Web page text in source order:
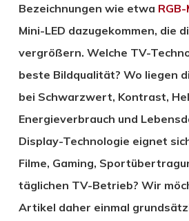
Bezeichnungen wie etwa
Mini-LED dazugekommen, die
vergrößern. Welche TV-
beste Bildqualität? Wo liegen
bei Schwarzwert, Kontrast,
Energieverbrauch und
Display-Technologie eignet
Filme, Gaming,
täglichen TV-Betrieb? Wir
Artikel daher einmal